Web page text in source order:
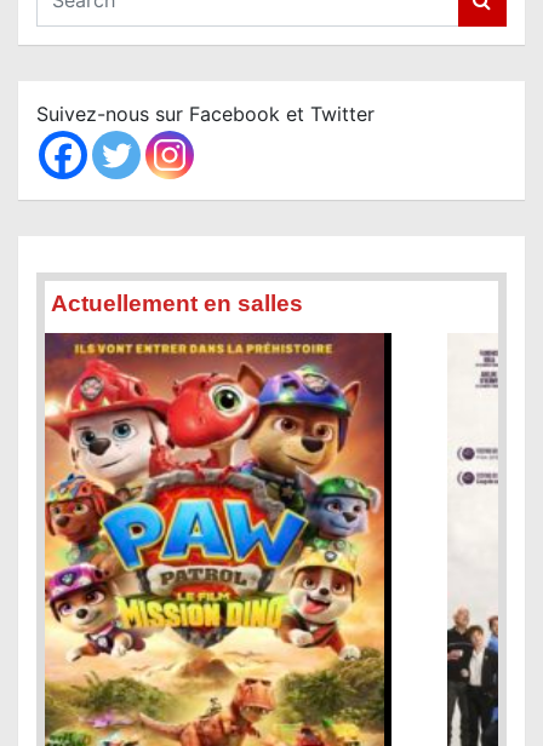
a
c
h
Suivez-nous sur Facebook et Twitter
Actuellement en salles